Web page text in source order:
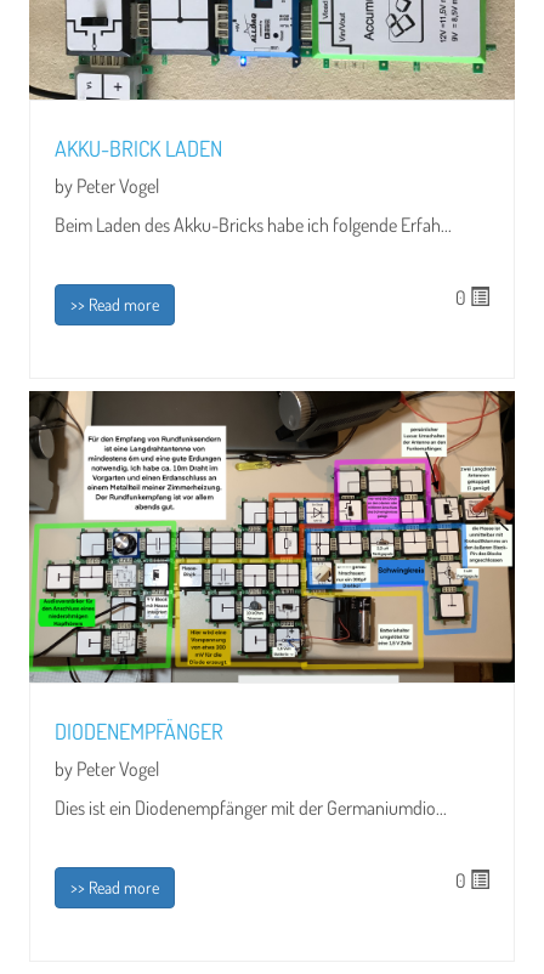
AKKU-BRICK LADEN
by Peter Vogel
Beim Laden des Akku-Bricks habe ich folgende Erfah...
>> Read more 0
DIODENEMPFÄNGER
by Peter Vogel
Dies ist ein Diodenempfänger mit der Germaniumdio...
>> Read more 0